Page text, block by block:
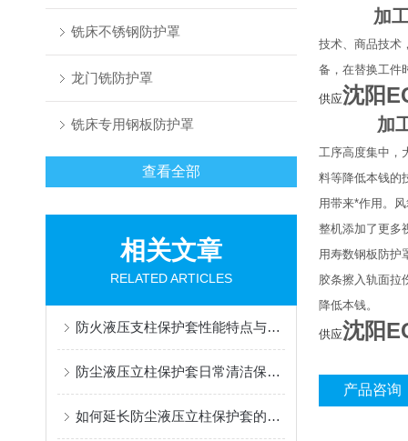
铣床不锈钢防护罩
龙门铣防护罩
铣床专用钢板防护罩
查看全部
相关文章
RELATED ARTICLES
防火液压支柱保护套性能特点与阻燃防护应用
防尘液压立柱保护套日常清洁保养与更换规范
如何延长防尘液压立柱保护套的使用寿命？
加
技术、商品技术
备，在替换工件
供应沈阳
加
工序高度集中，
料等降低本钱的
用带来*作用。
整机添加了更多
用寿数钢板防护
胶条擦入轨面拉
降低本钱。
供应沈阳
产品咨询